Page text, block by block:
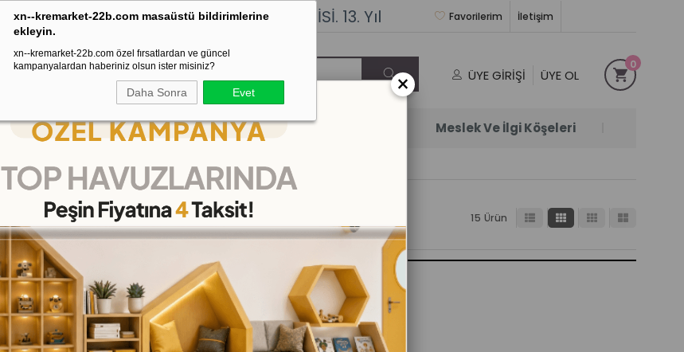
xn--kremarket-22b.com masaüstü bildirimlerine
ekleyin.
xn--kremarket-22b.com özel fırsatlardan ve güncel
kampanyalardan haberiniz olsun ister misiniz?
Daha Sonra Evet
Stoktan Gönderim.% 100İADEGARANTİSİ. 13. Yıl İletişim
Favorilerim
ÜYE GIRIŞI ÜYE OL
0
Kaydırak Salıncak Tahterevalli Çok Satanlar Meslek Ve İlgi Köşeleri
15 Ürün
×